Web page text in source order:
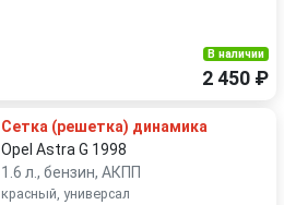
В наличии
2 450 ₽
Сетка (решетка) динамика
Opel Astra G 1998
1.6 л., бензин, АКПП
красный, универсал